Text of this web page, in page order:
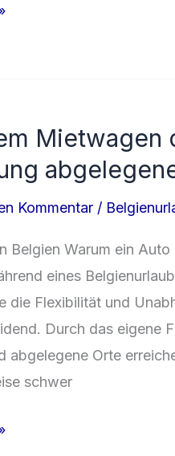
Mietwagen
Kommentar /
Belgien Warum ein
eines
die Flexibilität und
Durch das eigene
abgelegene Orte
schwer